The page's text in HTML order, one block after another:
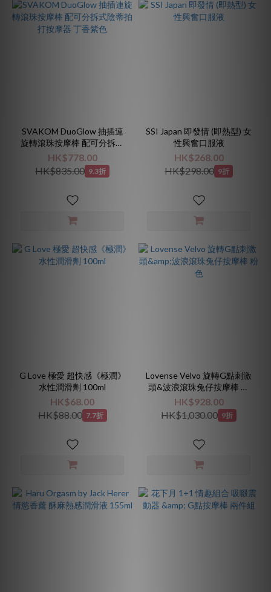
SVAKOM DuoGlow 抽插連
旋轉滾珠按摩棒 配可分拆式
陰蒂拍打按摩器 丁香紫色
HK$778.00
HK$835.00 9.3折
SSI Japan 即發情 (即熱型) 女
性興奮口服液
HK$268.00
HK$298.00 9折
G Love 極愛 超快感《極潤》
水性潤滑劑 100ml
HK$68.00
HK$88.00 7.7折
Lovense Velvo 旋轉G點刺激
頭&波浪滾珠兔仔按摩棒 粉
色
HK$928.00
HK$1,030.00 9折